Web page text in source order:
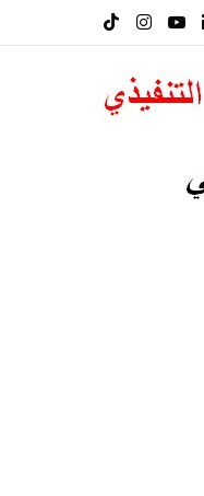
لينكدإن‫YouTube
انستقرام